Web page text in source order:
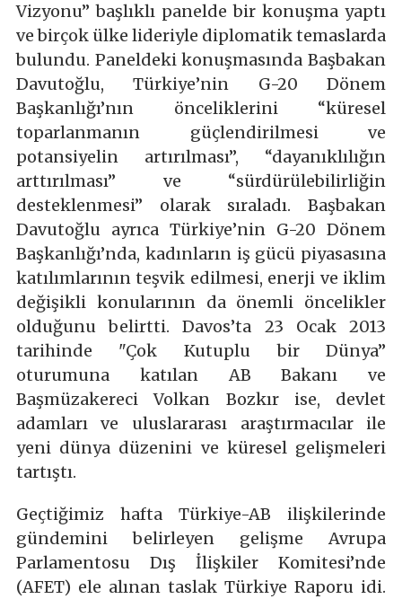
Vizyonu” başlıklı panelde bir konuşma yaptı
ve birçok ülke lideriyle diplomatik temaslarda
bulundu. Paneldeki konuşmasında Başbakan
Davutoğlu, Türkiye’nin G-20 Dönem
Başkanlığı’nın önceliklerini “küresel
toparlanmanın güçlendirilmesi ve
potansiyelin artırılması”, “dayanıklılığın
arttırılması” ve “sürdürülebilirliğin
desteklenmesi” olarak sıraladı. Başbakan
Davutoğlu ayrıca Türkiye’nin G-20 Dönem
Başkanlığı’nda, kadınların iş gücü piyasasına
katılımlarının teşvik edilmesi, enerji ve iklim
değişikli konularının da önemli öncelikler
olduğunu belirtti. Davos’ta 23 Ocak 2013
tarihinde "Çok Kutuplu bir Dünya”
oturumuna katılan AB Bakanı ve
Başmüzakereci Volkan Bozkır ise, devlet
adamları ve uluslararası araştırmacılar ile
yeni dünya düzenini ve küresel gelişmeleri
tartıştı.
Geçtiğimiz hafta Türkiye-AB ilişkilerinde
gündemini belirleyen gelişme Avrupa
Parlamentosu Dış İlişkiler Komitesi’nde
(AFET) ele alınan taslak Türkiye Raporu idi.